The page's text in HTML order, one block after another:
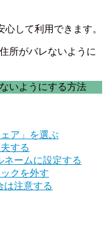
して利用できます。
所がバレないように
いようにする方法
ア」を選ぶ
する
ネームに設定する
クを外す
は注意する